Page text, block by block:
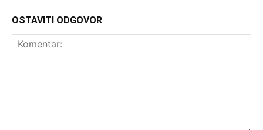
OSTAVITI ODGOVOR